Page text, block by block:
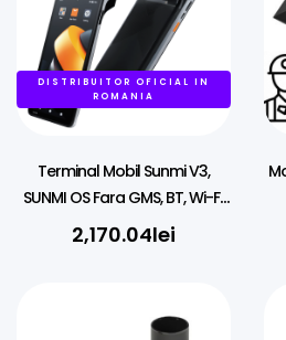
DISTRIBUITOR OFICIAL IN
ROMANIA
Terminal Mobil Sunmi V3,
SUNMI OS Fara GMS, BT, Wi-Fi,
4G, NFC
2,170.04lei